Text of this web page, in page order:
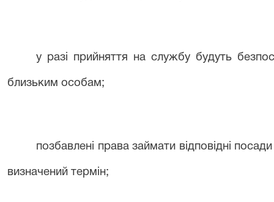
у разі прийняття на службу будуть
близьким особам;
позбавлені права займати відповідні
визначений термін;